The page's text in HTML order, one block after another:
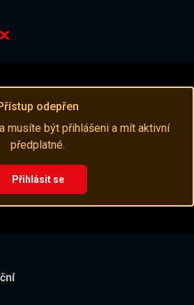
Přístup odepřen
musíte být přihlášeni a mít aktivní
předplatné.
Přihlásit se